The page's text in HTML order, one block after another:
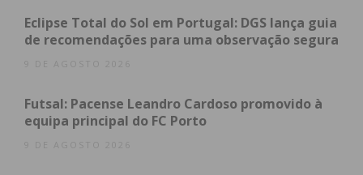
Eclipse Total do Sol em Portugal: DGS lança guia
de recomendações para uma observação segura
9 DE AGOSTO 2026
Futsal: Pacense Leandro Cardoso promovido à
equipa principal do FC Porto
9 DE AGOSTO 2026